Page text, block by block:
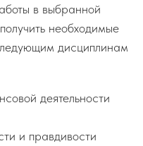
в выбранной
необходимые
дисциплинам
деятельности
и правдивости